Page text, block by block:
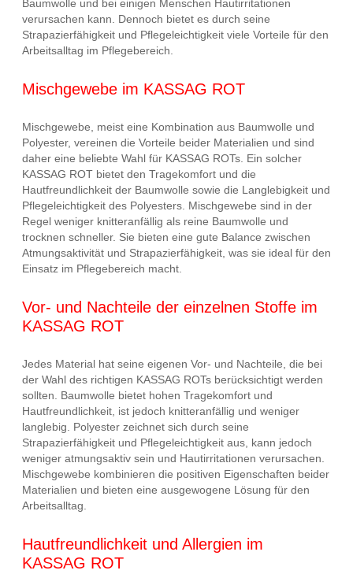
Baumwolle und bei einigen Menschen Hautirritationen
verursachen kann. Dennoch bietet es durch seine
Strapazierfähigkeit und Pflegeleichtigkeit viele Vorteile für den
Arbeitsalltag im Pflegebereich.
Mischgewebe im KASSAG ROT
Mischgewebe, meist eine Kombination aus Baumwolle und
Polyester, vereinen die Vorteile beider Materialien und sind
daher eine beliebte Wahl für KASSAG ROTs. Ein solcher
KASSAG ROT bietet den Tragekomfort und die
Hautfreundlichkeit der Baumwolle sowie die Langlebigkeit und
Pflegeleichtigkeit des Polyesters. Mischgewebe sind in der
Regel weniger knitteranfällig als reine Baumwolle und
trocknen schneller. Sie bieten eine gute Balance zwischen
Atmungsaktivität und Strapazierfähigkeit, was sie ideal für den
Einsatz im Pflegebereich macht.
Vor- und Nachteile der einzelnen Stoffe im
KASSAG ROT
Jedes Material hat seine eigenen Vor- und Nachteile, die bei
der Wahl des richtigen KASSAG ROTs berücksichtigt werden
sollten. Baumwolle bietet hohen Tragekomfort und
Hautfreundlichkeit, ist jedoch knitteranfällig und weniger
langlebig. Polyester zeichnet sich durch seine
Strapazierfähigkeit und Pflegeleichtigkeit aus, kann jedoch
weniger atmungsaktiv sein und Hautirritationen verursachen.
Mischgewebe kombinieren die positiven Eigenschaften beider
Materialien und bieten eine ausgewogene Lösung für den
Arbeitsalltag.
Hautfreundlichkeit und Allergien im
KASSAG ROT